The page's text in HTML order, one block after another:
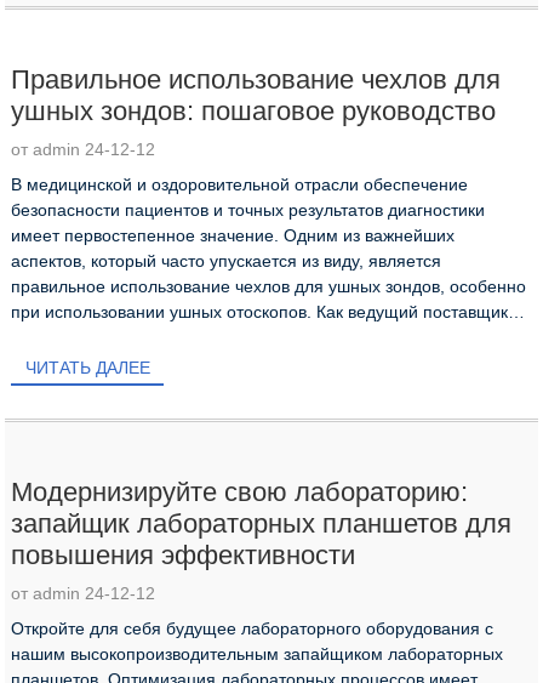
Правильное использование чехлов для
ушных зондов: пошаговое руководство
от admin 24-12-12
В медицинской и оздоровительной отрасли обеспечение
безопасности пациентов и точных результатов диагностики
имеет первостепенное значение. Одним из важнейших
аспектов, который часто упускается из виду, является
правильное использование чехлов для ушных зондов, особенно
при использовании ушных отоскопов. Как ведущий поставщик
лабораторных...
ЧИТАТЬ ДАЛЕЕ
Модернизируйте свою лабораторию:
запайщик лабораторных планшетов для
повышения эффективности
от admin 24-12-12
Откройте для себя будущее лабораторного оборудования с
нашим высокопроизводительным запайщиком лабораторных